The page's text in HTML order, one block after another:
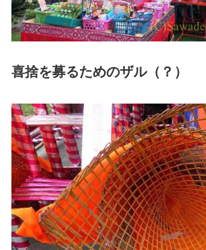
喜捨を募るためのザル（？）